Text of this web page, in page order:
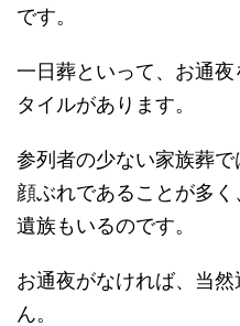
です。
一日葬といって、お通
タイルがあります。
参列者の少ない家族葬
顔ぶれであることが多
遺族もいるのです。
お通夜がなければ、当
ん。